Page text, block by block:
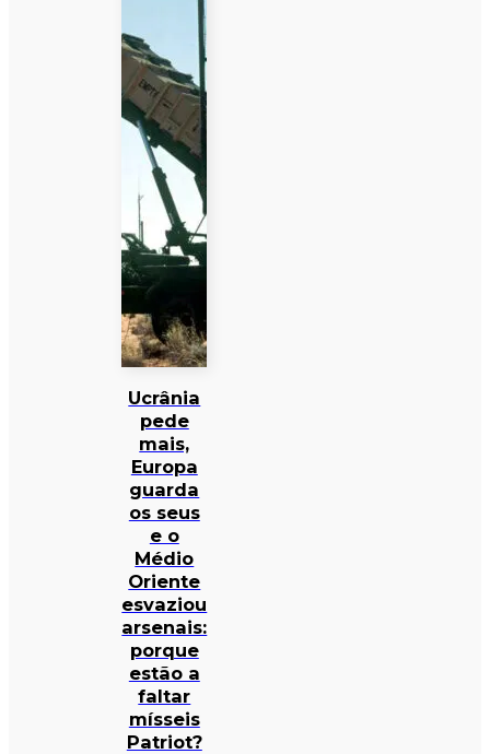
Ucrânia
pede
mais,
Europa
guarda
os seus
e o
Médio
Oriente
esvaziou
arsenais:
porque
estão a
faltar
mísseis
Patriot?